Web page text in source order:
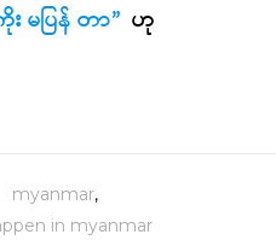
မပြန် တာ” ဟု
myanmar,
in myanmar